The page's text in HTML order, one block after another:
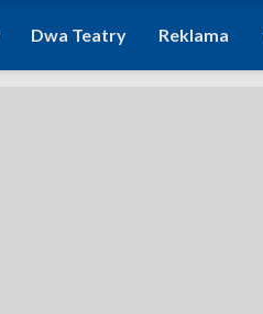
Dwa Teatry Reklama